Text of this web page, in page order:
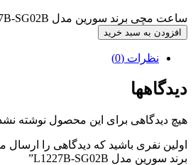
ساعت مچی برند سورین مدل L1227B-SG02B عدد
افزودن به سبد خرید
نظرات (0)
دیدگاهها
هیچ دیدگاهی برای این محصول نوشته
اولین نفری باشید که دیدگاهی را
برند سورین مدل L1227B-SG02B”